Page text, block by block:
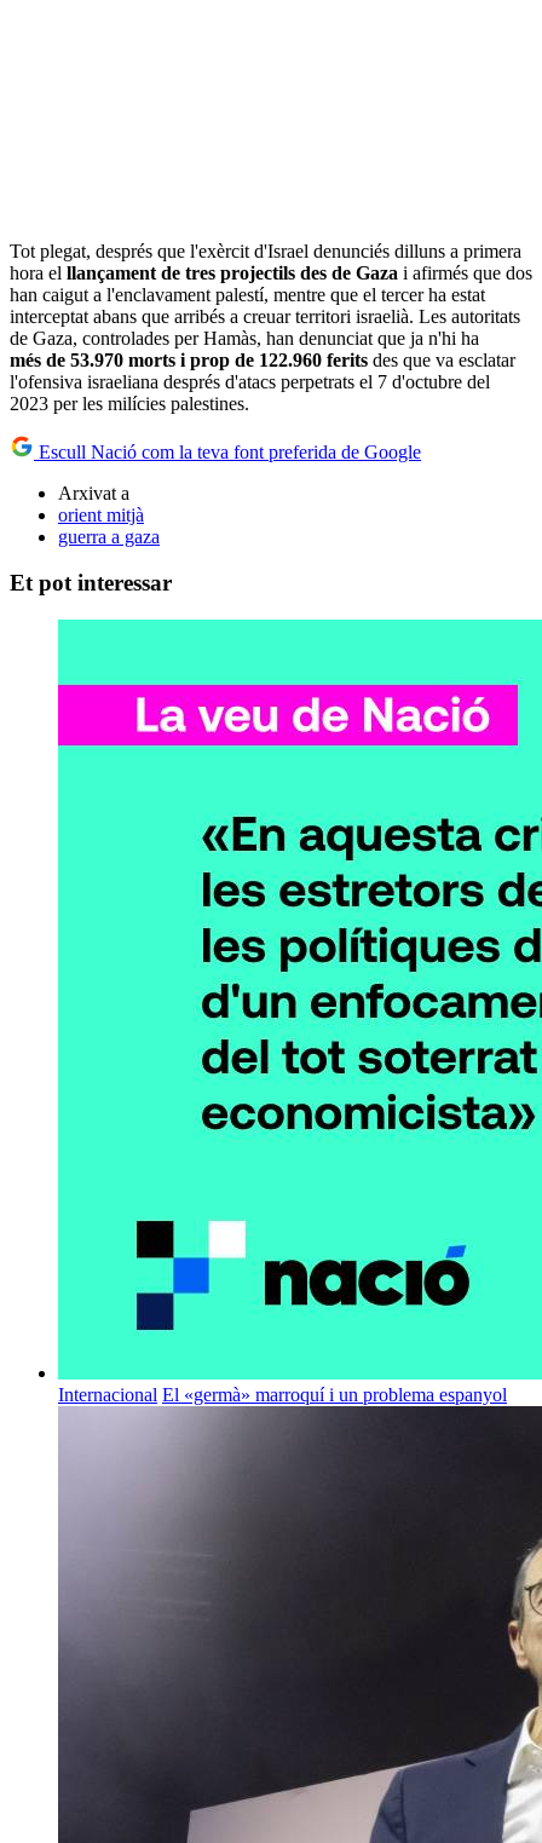
Tot plegat, després que l'exèrcit d'Israel denunciés dilluns a primera
hora el llançament de tres projectils des de Gaza i afirmés que dos
han caigut a l'enclavament palestí, mentre que el tercer ha estat
interceptat abans que arribés a creuar territori israelià. Les autoritats
de Gaza, controlades per Hamàs, han denunciat que ja n'hi ha
més de 53.970 morts i prop de 122.960 ferits des que va esclatar
l'ofensiva israeliana després d'atacs perpetrats el 7 d'octubre del
2023 per les milícies palestines.
Escull Nació com la teva font preferida de Google
Arxivat a
orient mitjà
guerra a gaza
Et pot interessar
Internacional El «germà» marroquí i un problema espanyol